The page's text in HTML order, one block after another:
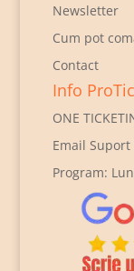
Newsletter
Cum pot
Contact
Info
ONE
Email Suport
Program: